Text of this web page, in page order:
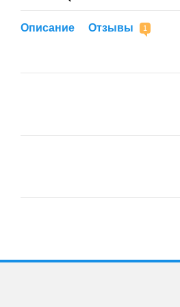
Описание Отзывы 1